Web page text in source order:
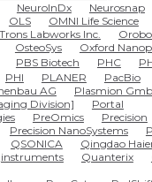
NeuroInDx Neurosnap
OLS OMNI Life Science
Labworks Inc.
OsteoSys
Oxford
PBS Biotech PHC
PHI PLANER PacBio
AG
Plasmion
Division]
Portal
PreOmics
Precision
Precision NanoSystems
QSONICA
Qingdao
Quanterix